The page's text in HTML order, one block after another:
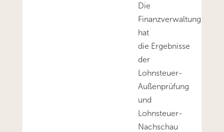
Die
Finanzverwaltung
hat
die Ergebnisse
der
Lohnsteuer-
Außenprüfung
und
Lohnsteuer-
Nachschau